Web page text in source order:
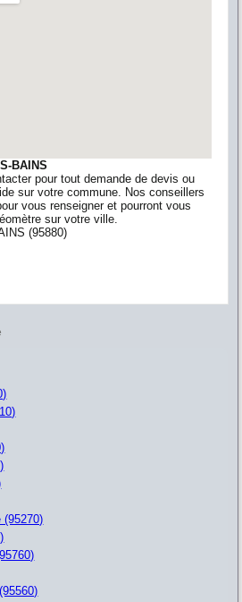
BAINS
pour tout demande de devis ou
sur votre commune. Nos conseillers
vous renseigner et pourront vous
sur votre ville.
(95880)
(95270)